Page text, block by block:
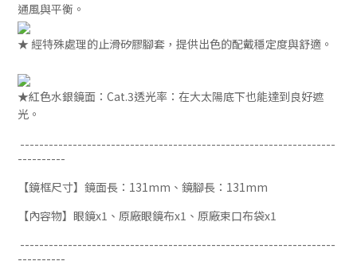
通風與平衡。
★ 經特殊處理的止滑矽膠腳套，提供出色的配戴穩定度與舒適。
★紅色水銀鏡面： Cat.3透光率：在大太陽底下也能達到良好遮
光。
------------------------------------------------------------------
----------
【鏡框尺寸】 鏡面長：131mm、鏡腳長：131mm
【內容物】 眼鏡x1、原廠眼鏡布x1、原廠束口布袋x1
------------------------------------------------------------------
----------